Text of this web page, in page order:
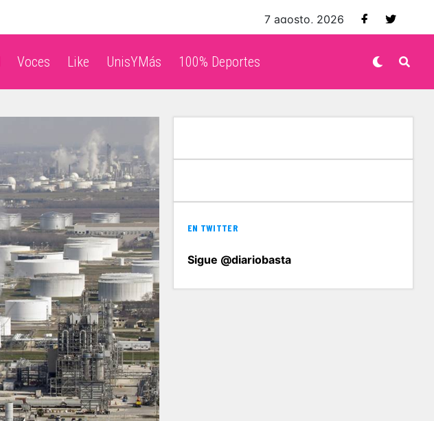
7 agosto, 2026
Voces Like UnisYMás 100% Deportes
EN TWITTER
Sigue @diariobasta